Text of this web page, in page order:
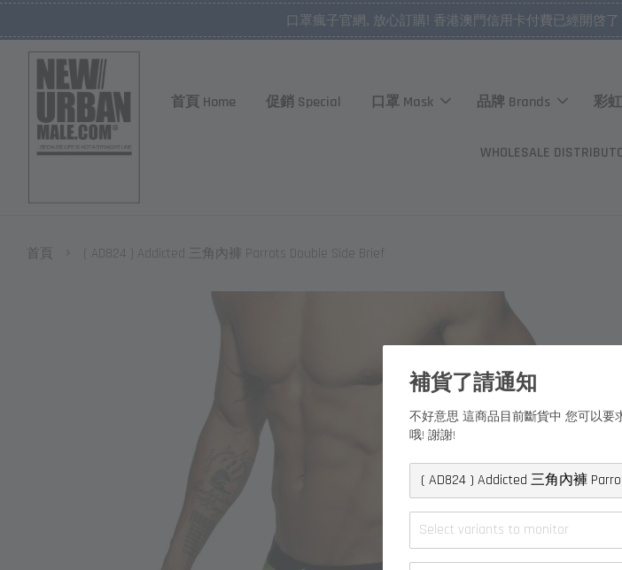
口罩瘋子官網, 放心訂購! 香港澳門信用卡付費已經開啓
首頁 Home 促銷 Special 口罩 Mask 品牌 Brands 彩
WHOLESALE
首頁 › ( AD824 ) Addicted 三角內褲 Parrots Double Side Brief
補貨了請通知
不好意思 這商品目前斷貨中 您可以要
哦! 謝謝!
Select variants to monitor